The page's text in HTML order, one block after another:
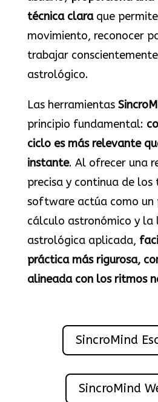
técnica claraque
movimiento, reconocer
trabajar
astrológico.
Las herramientas
principio fundamental:
ciclo es más relevante
instante. Al ofrecer una
precisa y continua de los
software actúa como un
cálculo astronómico y la
astrológica aplicada,
práctica más rigurosa,
alineada con los ritmos
SincroMind
SincroMind